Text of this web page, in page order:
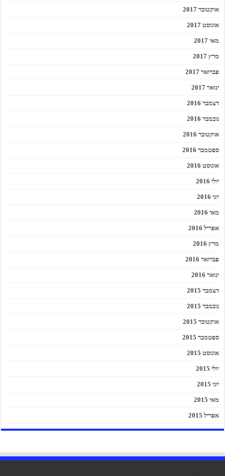
אוקטובר 2017
אוגוסט 2017
מאי 2017
מרץ 2017
פברואר 2017
ינואר 2017
דצמבר 2016
נובמבר 2016
אוקטובר 2016
ספטמבר 2016
אוגוסט 2016
יולי 2016
יוני 2016
מאי 2016
אפריל 2016
מרץ 2016
פברואר 2016
ינואר 2016
דצמבר 2015
נובמבר 2015
אוקטובר 2015
ספטמבר 2015
אוגוסט 2015
יולי 2015
יוני 2015
מאי 2015
אפריל 2015